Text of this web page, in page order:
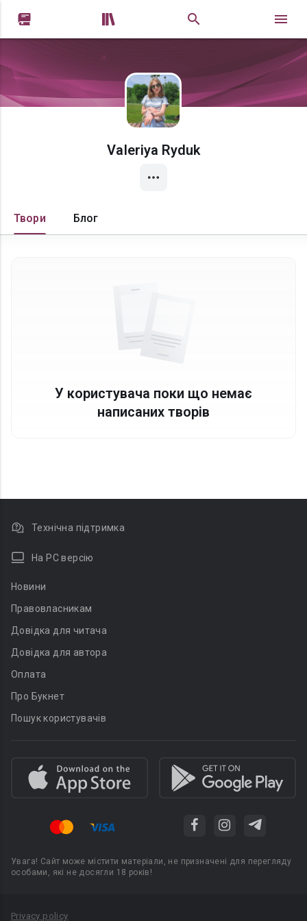
 
VaIeriya Ryduk
Твори Блог
У користувача поки що немає
написаних творів
Технічна підтримка
На PC версію
Новини
Правовласникам
Довідка для читача
Довідка для автора
Оплата
Про Букнет
Пошук користувачів
Увага! Сайт може містити матеріали, не призначені для перегляду
особами, які не досягли 18 років!
Privacy policy